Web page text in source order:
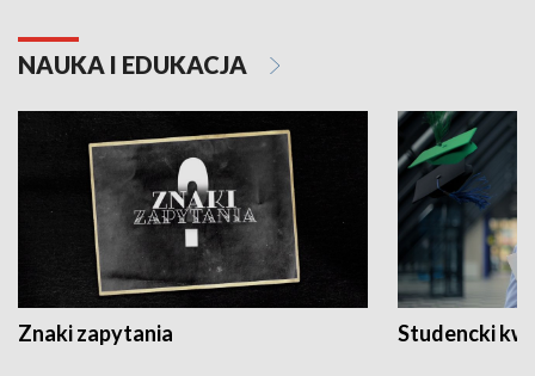
NAUKA I EDUKACJA
Znaki zapytania Studencki